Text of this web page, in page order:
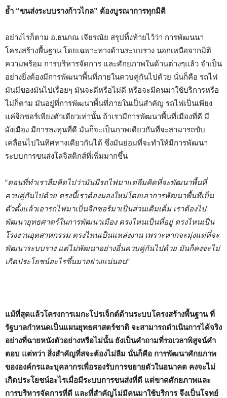
ย้ำ “ขนส่งระบบรางก้าวไกล” ต้องบูรณาการทุกมิติ
อย่างไรก็ตาม อ.ธนภณ เจียรณัย สรุปทิ้งท้ายไว้ว่า การพัฒนนา
โครงสร้างพื้นฐาน โดยเฉพาะทางด้านระบบราง นอกเหนือจากมิติ
ความพร้อม การบริหารจัดการ และศักยภาพในด้านต่างๆแล้ว จำเป็น
อย่างยิ่งต้องมีการพัฒนาพื้นที่ภายในควบคู่กันไปด้วย นั่นก็คือ รถไฟ
มันมีของมันไปเรื่อยๆ มันจะดีหรือไม่ดี หรือจะมีคนมาใช้บริการหรือ
ไม่ก็ตาม มันอยู่ที่การพัฒนาพื้นที่ภายในเป็นสำคัญ รถไฟเป็นเพียง
แค่จิกซอร์เพียงตัวเดียวเท่านั้น ถ้าเรามีการพัฒนาพื้นที่เมืองที่ดี มี
ผังเมือง มีการลงทุนที่ดี มันก็จะเป็นภาพเดียวกันที่จะสามารถขับ
เคลื่อนไปในทิศทางเดียวกันได้ ซึ่งมันย่อมที่จะทำให้มีการพัฒนา
ระบบการขนส่งโลจิสติกส์ที่เพิ่มมากขึ้น
“ตอนที่ทำเราลืมคิดไปว่ามันมีรถไฟมาแต่ลืมคิดที่จะพัฒนาพื้นที่
ควบคู่กันไปด้วย ตรงนี้เราต้องมองใหม่โดยเอาการพัฒนาพื้นที่เป็น
ตัวตั้งแล้วเอารถไฟมาเป็นจิกซอร์มาเป็นส่วนเติมเต็ม เราต้องไป
พัฒนายุทธศาตร์ในการพัฒนาเมือง ตรงไหนเป็นที่อยู่ ตรงไหนเป็น
โรงงานอุตสาหกรรม ตรงไหนเป็นแหล่งงาน เพราะหากจะมุ่งแต่ที่จะ
พัฒนาระบบราง แต่ไม่พัฒนาอย่างอื่นควบคู่กันไปด้วย มันก็คงจะไม่
เกิดประโยชน์อะไรขึ้นมาอย่างแน่นอน”
แม้ที่สุดแล้วโครงการเมกะโปรเจ็กต์ด้านระบบโครงสร้างพื้นฐาน ที่
รัฐบาลกำหนดเป็นแผนยุทธศาสตร์ชาติ จะสามารถดำเนินการได้จริง
อย่างที่ฉายหนังตัวอย่างหรือไม่นั้น ยังเป็นคำถามที่รอเวลาพิสูจน์คำ
ตอบ แต่ทว่า สิ่งสำคัญที่สจะต้องไม่ลืม นั่นก็คือ การพัฒนาศักยภาพ
ขององค์กรและบุคลากรเพื่อรองรับการขยายตัวในอนาคต คงจะไม่
เกิดประโยชน์อะไรเมื่อมีระบบการขนส่งที่ดี แต่ขาดศักยภาพและ
การบริหารจัดการที่ดี และที่สำคัญไม่มีคนมาใช้บริการ จึงเป็นโจทย์